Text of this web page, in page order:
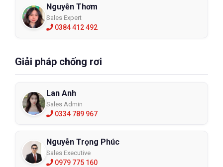
Nguyễn Thơm
Sales Expert
0384 412 492
Giải pháp chống rơi
Lan Anh
Sales Admin
0334 789 967
Nguyễn Trọng Phúc
Sales Executive
0979 775 160